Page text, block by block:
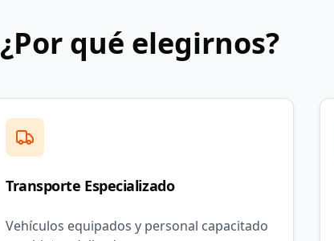
¿Por qué elegirnos?
Transporte Especializado
Vehículos equipados y personal capacitado